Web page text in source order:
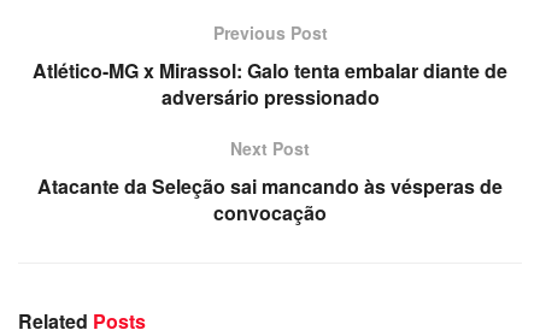
Previous Post
Atlético-MG x Mirassol: Galo tenta embalar diante de
adversário pressionado
Next Post
Atacante da Seleção sai mancando às vésperas de
convocação
Related Posts